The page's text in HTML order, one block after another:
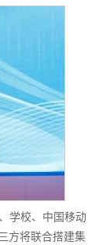
学校、中国移动
方将联合搭建集